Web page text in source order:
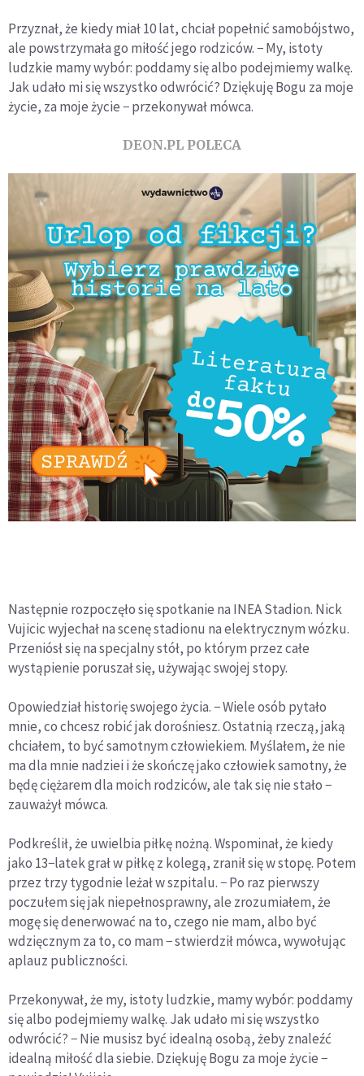
Przyznał, że kiedy miał 10 lat, chciał popełnić samobójstwo,
ale powstrzymała go miłość jego rodziców. − My, istoty
ludzkie mamy wybór: poddamy się albo podejmiemy walkę.
Jak udało mi się wszystko odwrócić? Dziękuję Bogu za moje
życie, za moje życie − przekonywał mówca.
DEON.PL POLECA
Następnie rozpoczęło się spotkanie na INEA Stadion. Nick
Vujicic wyjechał na scenę stadionu na elektrycznym wózku.
Przeniósł się na specjalny stół, po którym przez całe
wystąpienie poruszał się, używając swojej stopy.
Opowiedział historię swojego życia. − Wiele osób pytało
mnie, co chcesz robić jak dorośniesz. Ostatnią rzeczą, jaką
chciałem, to być samotnym człowiekiem. Myślałem, że nie
ma dla mnie nadziei i że skończę jako człowiek samotny, że
będę ciężarem dla moich rodziców, ale tak się nie stało −
zauważył mówca.
Podkreślił, że uwielbia piłkę nożną. Wspominał, że kiedy
jako 13−latek grał w piłkę z kolegą, zranił się w stopę. Potem
przez trzy tygodnie leżał w szpitalu. − Po raz pierwszy
poczułem się jak niepełnosprawny, ale zrozumiałem, że
mogę się denerwować na to, czego nie mam, albo być
wdzięcznym za to, co mam − stwierdził mówca, wywołując
aplauz publiczności.
Przekonywał, że my, istoty ludzkie, mamy wybór: poddamy
się albo podejmiemy walkę. Jak udało mi się wszystko
odwrócić? − Nie musisz być idealną osobą, żeby znaleźć
idealną miłość dla siebie. Dziękuję Bogu za moje życie −